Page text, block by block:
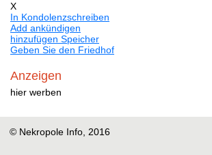
X
In Kondolenzschreiben
Add ankündigen
hinzufügen Speicher
Geben Sie den Friedhof
Anzeigen
hier werben
© Nekropole Info, 2016